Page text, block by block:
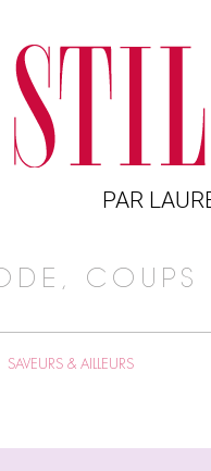
PAR
SAVEURS & AILLEURS